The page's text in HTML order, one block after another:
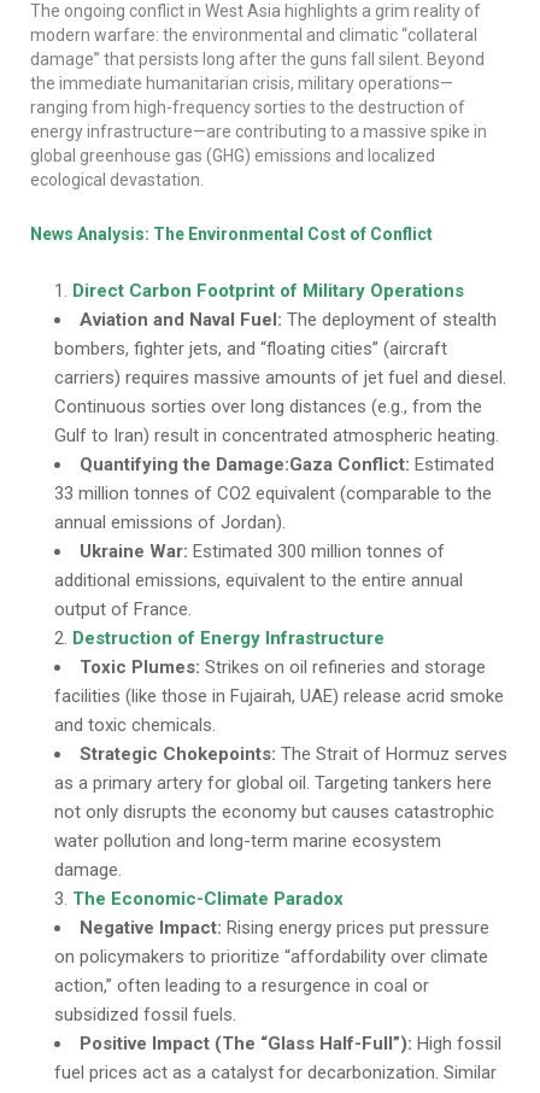
The ongoing conflict in West Asia highlights a grim reality of
modern warfare: the environmental and climatic “collateral
damage” that persists long after the guns fall silent. Beyond
the immediate humanitarian crisis, military operations—
ranging from high-frequency sorties to the destruction of
energy infrastructure—are contributing to a massive spike in
global greenhouse gas (GHG) emissions and localized
ecological devastation.
News Analysis: The Environmental Cost of Conflict
Direct Carbon Footprint of Military Operations
Aviation and Naval Fuel: The deployment of stealth
bombers, fighter jets, and “floating cities” (aircraft
carriers) requires massive amounts of jet fuel and diesel.
Continuous sorties over long distances (e.g., from the
Gulf to Iran) result in concentrated atmospheric heating.
Quantifying the Damage:Gaza Conflict: Estimated
33 million tonnes of CO2 equivalent (comparable to the
annual emissions of Jordan).
Ukraine War: Estimated 300 million tonnes of
additional emissions, equivalent to the entire annual
output of France.
Destruction of Energy Infrastructure
Toxic Plumes: Strikes on oil refineries and storage
facilities (like those in Fujairah, UAE) release acrid smoke
and toxic chemicals.
Strategic Chokepoints: The Strait of Hormuz serves
as a primary artery for global oil. Targeting tankers here
not only disrupts the economy but causes catastrophic
water pollution and long-term marine ecosystem
damage.
The Economic-Climate Paradox
Negative Impact: Rising energy prices put pressure
on policymakers to prioritize “affordability over climate
action,” often leading to a resurgence in coal or
subsidized fossil fuels.
Positive Impact (The “Glass Half-Full”): High fossil
fuel prices act as a catalyst for decarbonization. Similar